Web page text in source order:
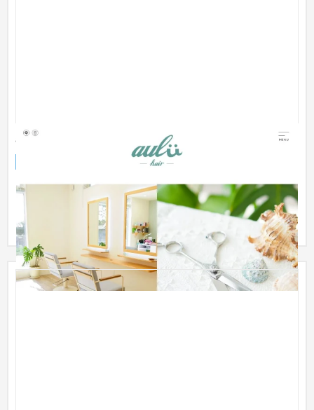
aulii hair｜ウェブサイト
テンプレート型サイト制作パッケージ「OTEGORO（オテゴ
ロ）」にてサイト構築を行いました。 シングルページ形式のウ